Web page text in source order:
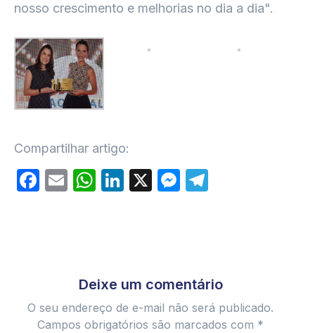
nosso crescimento e melhorias no dia a dia".
Compartilhar artigo:
Facebook
EmailWhatsApp
LinkedIn
X Messenger
Deixe um comentário
O seu endereço de e-mail não será publicado.
Campos obrigatórios são marcados com *